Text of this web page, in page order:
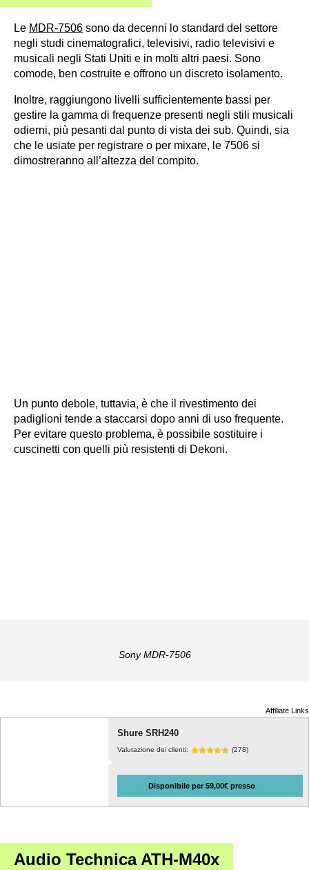
Le MDR-7506 sono da decenni lo standard del settore
negli studi cinematografici, televisivi, radio televisivi e
musicali negli Stati Uniti e in molti altri paesi. Sono
comode, ben costruite e offrono un discreto isolamento.
Inoltre, raggiungono livelli sufficientemente bassi per
gestire la gamma di frequenze presenti negli stili musicali
odierni, più pesanti dal punto di vista dei sub. Quindi, sia
che le usiate per registrare o per mixare, le 7506 si
dimostreranno all’altezza del compito.
Un punto debole, tuttavia, è che il rivestimento dei
padiglioni tende a staccarsi dopo anni di uso frequente.
Per evitare questo problema, è possibile sostituire i
cuscinetti con quelli più resistenti di Dekoni.
Sony MDR-7506
Affiliate Links
Shure SRH240
Valutazione dei clienti: (278)
Disponibile per 59,00€ presso
Audio Technica ATH-M40x